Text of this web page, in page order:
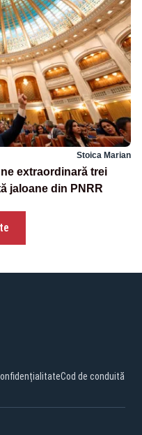
Stoica Marian
extraordinară trei
jaloane din PNRR
Cod de conduită